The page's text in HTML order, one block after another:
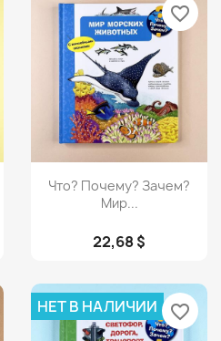
Просмотр
Что? Почему? Зачем?
Мир...
22,68 $
favorite_border
НЕТ В НАЛИЧИИ favorite_border